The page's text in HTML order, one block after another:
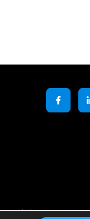
générales d’utilisation